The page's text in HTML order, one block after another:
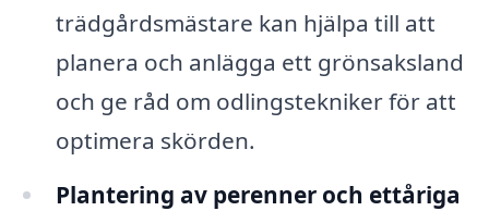
trädgårdsmästare kan hjälpa till att
planera och anlägga ett grönsaksland
och ge råd om odlingstekniker för att
optimera skörden.
Plantering av perenner och ettåriga